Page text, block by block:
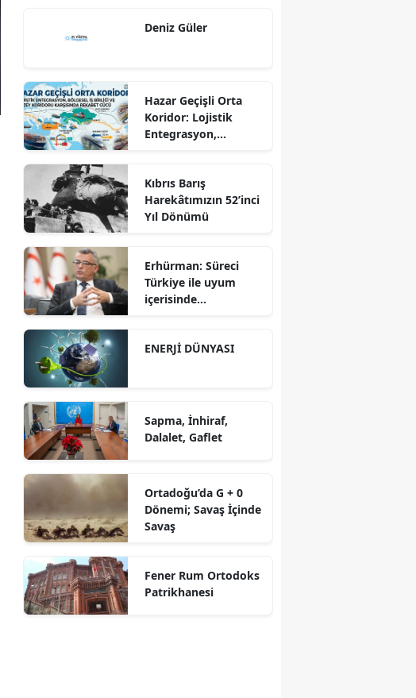
Sürdürülebilir
Deniz Güler
Hazar Geçişli Orta
Koridor: Lojistik
Entegrasyon,
Karşısında Rekabet
Gücü
Kıbrıs Barış
Harekâtımızın 52’inci
Yıl Dönümü
Erhürman: Süreci
Türkiye ile uyum
içerisinde
ENERJİ DÜNYASI
Sapma, İnhiraf,
Dalalet, Gaflet
Ortadoğu’da G + 0
Dönemi; Savaş İçinde
Savaş
Fener Rum Ortodoks
Patrikhanesi